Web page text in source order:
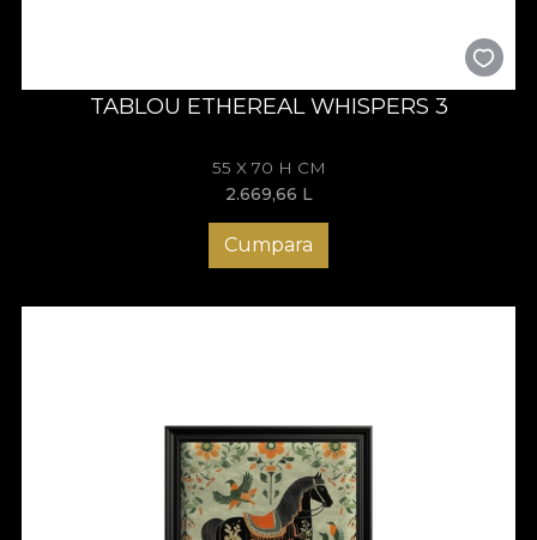
TABLOU ETHEREAL WHISPERS 3
55 X 70 H CM
2.669,66 L
Cumpara